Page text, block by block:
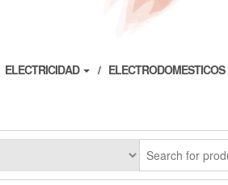
ELECTRICIDAD ELECTRODOMESTICOS